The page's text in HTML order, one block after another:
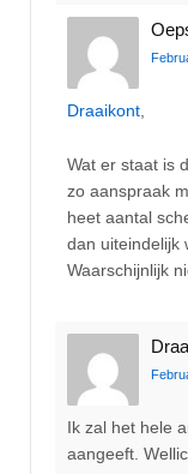
Draaikont,
Wat er staat is
zo aanspraak
heet aantal
dan uiteindelijk
Waarschijnlijk
Ik zal het hele
aangeeft.